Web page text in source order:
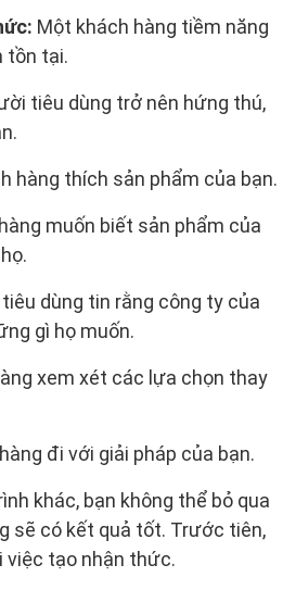
Một khách hàng tiềm năng
tồn tại.
tiêu dùng trở nên hứng thú,
hàng thích sản phẩm của bạn.
muốn biết sản phẩm của
dùng tin rằng công ty của
gì họ muốn.
xem xét các lựa chọn thay
đi với giải pháp của bạn.
khác, bạn không thể bỏ qua
sẽ có kết quả tốt. Trước tiên,
việc tạo nhận thức.